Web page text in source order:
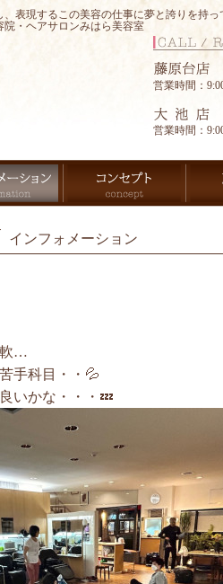
表現するこの美容の仕事に夢と誇りを持
・ヘアサロンみはら美容室
営業時間：
営業時間：
インフォメーション
軟…
手科目・・💦
いかな・・・💤